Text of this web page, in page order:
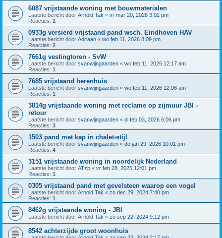
6087 vrijstaande woning met bouwmaterialen
Laatste bericht door Arnold Tak « vr mar 20, 2026 3:02 pm
Reacties: 1
0933g versierd vrijstaand pand wsch. Eindhoven HAV
Laatste bericht door Adriaan « wo feb 11, 2026 8:09 pm
Reacties: 2
7661g vestingtoren - SvW
Laatste bericht door svanwijngaarden « wo feb 11, 2026 12:17 am
Reacties: 1
7685 vrijstaand herenhuis
Laatste bericht door svanwijngaarden « wo feb 11, 2026 12:06 am
Reacties: 1
3814g vrijstaande woning met reclame op zijmuur JBI -
retour
Laatste bericht door svanwijngaarden « di feb 03, 2026 6:06 pm
Reacties: 3
1503 pand met kap in chalet-stijl
Laatste bericht door svanwijngaarden « do jan 29, 2026 10:01 pm
Reacties: 4
3151 vrijstaande woning in noordelijk Nederland
Laatste bericht door ATzp « vr feb 28, 2025 12:01 pm
Reacties: 1
0305 vrijstaand pand met gevelsteen waarop een vogel
Laatste bericht door Arnold Tak « zo dec 29, 2024 7:40 pm
Reacties: 1
8462g vrijstaande woning - JBI
Laatste bericht door Arnold Tak « zo sep 22, 2024 9:12 pm
8542 achterzijde groot woonhuis